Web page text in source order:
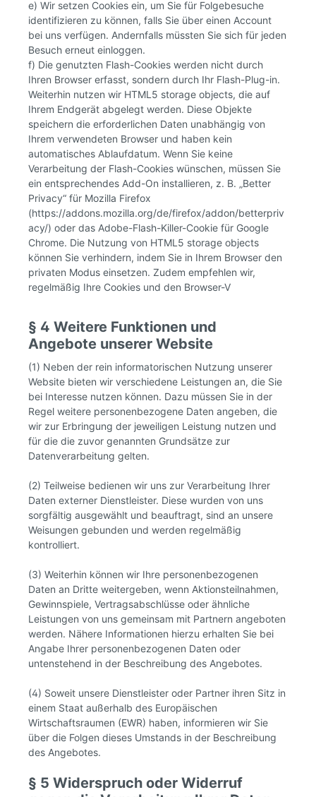
e) Wir setzen Cookies ein, um Sie für Folgebesuche
identifizieren zu können, falls Sie über einen Account
bei uns verfügen. Andernfalls müssten Sie sich für jeden
Besuch erneut einloggen.
f) Die genutzten Flash-Cookies werden nicht durch
Ihren Browser erfasst, sondern durch Ihr Flash-Plug-in.
Weiterhin nutzen wir HTML5 storage objects, die auf
Ihrem Endgerät abgelegt werden. Diese Objekte
speichern die erforderlichen Daten unabhängig von
Ihrem verwendeten Browser und haben kein
automatisches Ablaufdatum. Wenn Sie keine
Verarbeitung der Flash-Cookies wünschen, müssen Sie
ein entsprechendes Add-On installieren, z. B. „Better
Privacy“ für Mozilla Firefox
(https://addons.mozilla.org/de/firefox/addon/betterpriv
acy/) oder das Adobe-Flash-Killer-Cookie für Google
Chrome. Die Nutzung von HTML5 storage objects
können Sie verhindern, indem Sie in Ihrem Browser den
privaten Modus einsetzen. Zudem empfehlen wir,
regelmäßig Ihre Cookies und den Browser-V
§ 4 Weitere Funktionen und
Angebote unserer Website
(1) Neben der rein informatorischen Nutzung unserer
Website bieten wir verschiedene Leistungen an, die Sie
bei Interesse nutzen können. Dazu müssen Sie in der
Regel weitere personenbezogene Daten angeben, die
wir zur Erbringung der jeweiligen Leistung nutzen und
für die die zuvor genannten Grundsätze zur
Datenverarbeitung gelten.
(2) Teilweise bedienen wir uns zur Verarbeitung Ihrer
Daten externer Dienstleister. Diese wurden von uns
sorgfältig ausgewählt und beauftragt, sind an unsere
Weisungen gebunden und werden regelmäßig
kontrolliert.
(3) Weiterhin können wir Ihre personenbezogenen
Daten an Dritte weitergeben, wenn Aktionsteilnahmen,
Gewinnspiele, Vertragsabschlüsse oder ähnliche
Leistungen von uns gemeinsam mit Partnern angeboten
werden. Nähere Informationen hierzu erhalten Sie bei
Angabe Ihrer personenbezogenen Daten oder
untenstehend in der Beschreibung des Angebotes.
(4) Soweit unsere Dienstleister oder Partner ihren Sitz in
einem Staat außerhalb des Europäischen
Wirtschaftsraumen (EWR) haben, informieren wir Sie
über die Folgen dieses Umstands in der Beschreibung
des Angebotes.
§ 5 Widerspruch oder Widerruf